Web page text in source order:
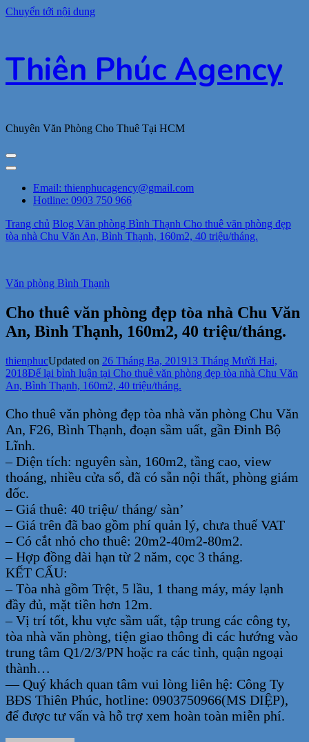
Chuyển tới nội dung
Thiên Phúc Agency
Chuyên Văn Phòng Cho Thuê Tại HCM
Email: thienphucagency@gmail.com
Hotline: 0903 750 966
Trang chủ Blog Văn phòng Bình Thạnh Cho thuê văn phòng đẹp
tòa nhà Chu Văn An, Bình Thạnh, 160m2, 40 triệu/tháng.
Văn phòng Bình Thạnh
Cho thuê văn phòng đẹp tòa nhà Chu Văn
An, Bình Thạnh, 160m2, 40 triệu/tháng.
thienphucUpdated on 26 Tháng Ba, 201913 Tháng Mười Hai,
2018Để lại bình luận tại Cho thuê văn phòng đẹp tòa nhà Chu Văn
An, Bình Thạnh, 160m2, 40 triệu/tháng.
Cho thuê văn phòng đẹp tòa nhà văn phòng Chu Văn
An, F26, Bình Thạnh, đoạn sầm uất, gần Đinh Bộ
Lĩnh.
– Diện tích: nguyên sàn, 160m2, tầng cao, view
thoáng, nhiều cửa sổ, đã có sẵn nội thất, phòng giám
đốc.
– Giá thuê: 40 triệu/ tháng/ sàn’
– Giá trên đã bao gồm phí quản lý, chưa thuế VAT
– Có cắt nhỏ cho thuê: 20m2-40m2-80m2.
– Hợp đồng dài hạn từ 2 năm, cọc 3 tháng.
KẾT CẤU:
– Tòa nhà gồm Trệt, 5 lầu, 1 thang máy, máy lạnh
đầy đủ, mặt tiền hơn 12m.
– Vị trí tốt, khu vực sầm uất, tập trung các công ty,
tòa nhà văn phòng, tiện giao thông đi các hướng vào
trung tâm Q1/2/3/PN hoặc ra các tỉnh, quận ngoại
thành…
— Quý khách quan tâm vui lòng liên hệ: Công Ty
BĐS Thiên Phúc, hotline: 0903750966(MS DIỆP),
để được tư vấn và hỗ trợ xem hoàn toàn miễn phí.